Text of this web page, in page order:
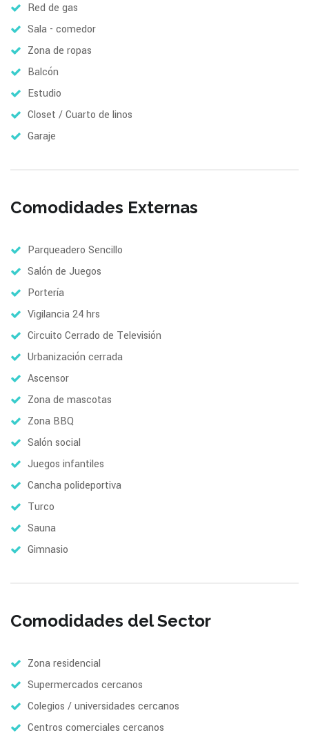
Red de gas
Sala - comedor
Zona de ropas
Balcón
Estudio
Closet / Cuarto de linos
Garaje
Comodidades Externas
Parqueadero Sencillo
Salón de Juegos
Portería
Vigilancia 24 hrs
Circuito Cerrado de Televisión
Urbanización cerrada
Ascensor
Zona de mascotas
Zona BBQ
Salón social
Juegos infantiles
Cancha polideportiva
Turco
Sauna
Gimnasio
Comodidades del Sector
Zona residencial
Supermercados cercanos
Colegios / universidades cercanos
Centros comerciales cercanos